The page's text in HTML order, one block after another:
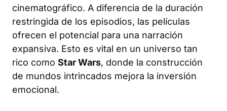
cinematográfico. A diferencia de la duración
restringida de los episodios, las películas
ofrecen el potencial para una narración
expansiva. Esto es vital en un universo tan
rico como Star Wars, donde la construcción
de mundos intrincados mejora la inversión
emocional.